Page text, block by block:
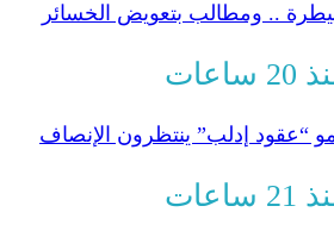
.. ومطالب بتعويض الخسائر
ساعات
“عقود إدلب” ينتظرون الإنصاف
ساعات